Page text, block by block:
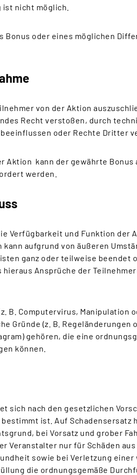
ist nicht möglich.
Bonus oder eines möglichen
von der Aktion
Recht verstoßen, durch
oder Rechte Dritter
Aktion kann der gewährte Bonus
werden.
Verfügbarkeit und Funktion der
aufgrund von äußeren
ganz oder teilweise beendet
Ansprüche der
B. Computervirus, Manipulation
Gründe (z. B. Regeländerungen
gehören, die eine
können.
sich nach den gesetzlichen
ist. Auf Schadensersatz
bei Vorsatz und grober
Veranstalter nur für Schäden
sowie bei Verletzung
die ordnungsgemäße